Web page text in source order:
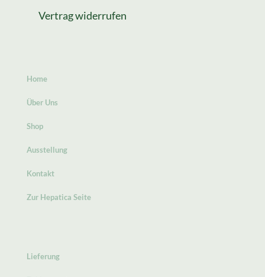
Vertrag widerrufen
Home
Über Uns
Shop
Ausstellung
Kontakt
Zur Hepatica Seite
Lieferung